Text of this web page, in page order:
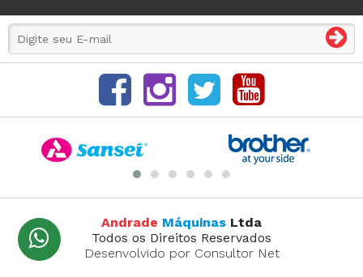
Andrade Máquinas Ltda
Todos os Direitos Reservados
Desenvolvido por Consultor Net